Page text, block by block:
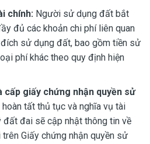
chính: Người sử dụng đất bắt
đủ các khoản chi phí liên quan
sử dụng đất, bao gồm tiền sử
phí khác theo quy định hiện
cấp giấy chứng nhận quyền sử
hoàn tất thủ tục và nghĩa vụ tài
đất đai sẽ cập nhật thông tin về
Giấy chứng nhận quyền sử